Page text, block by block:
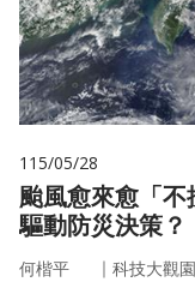
115/05/28
颱風愈來愈「
驅動防災決策？
何楷平 ｜ 科技大觀